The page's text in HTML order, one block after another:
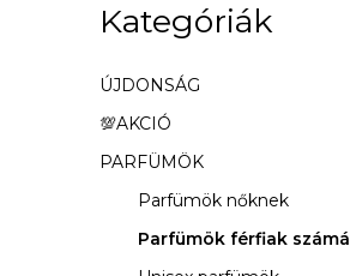
l
d
a
l
Kategóriák
átugrása
Kategóriák
ÚJDONSÁG
💯AKCIÓ
PARFÜMÖK
Parfümök nőknek
Parfümök férfiak